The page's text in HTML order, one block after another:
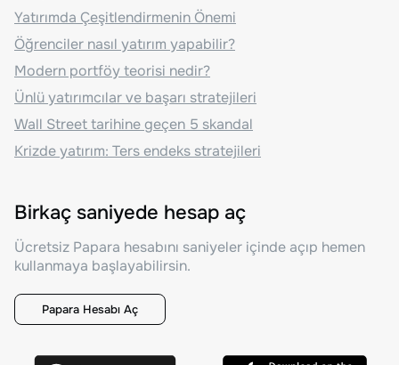
Yatırımda Çeşitlendirmenin Önemi
Öğrenciler nasıl yatırım yapabilir?
Modern portföy teorisi nedir?
Ünlü yatırımcılar ve başarı stratejileri
Wall Street tarihine geçen 5 skandal
Krizde yatırım: Ters endeks stratejileri
Birkaç saniyede hesap aç
Ücretsiz Papara hesabını saniyeler içinde açıp hemen
kullanmaya başlayabilirsin.
Papara Hesabı Aç